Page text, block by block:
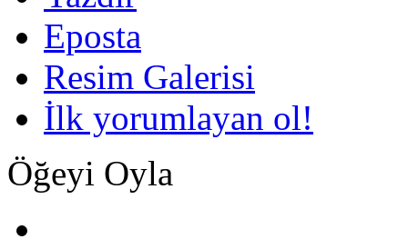
Eposta
Resim Galerisi
İlk yorumlayan ol!
Öğeyi Oyla